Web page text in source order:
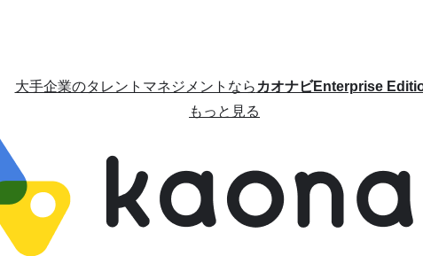
大手企業のタレントマネジメントならカオナビEnterprise
もっと見る